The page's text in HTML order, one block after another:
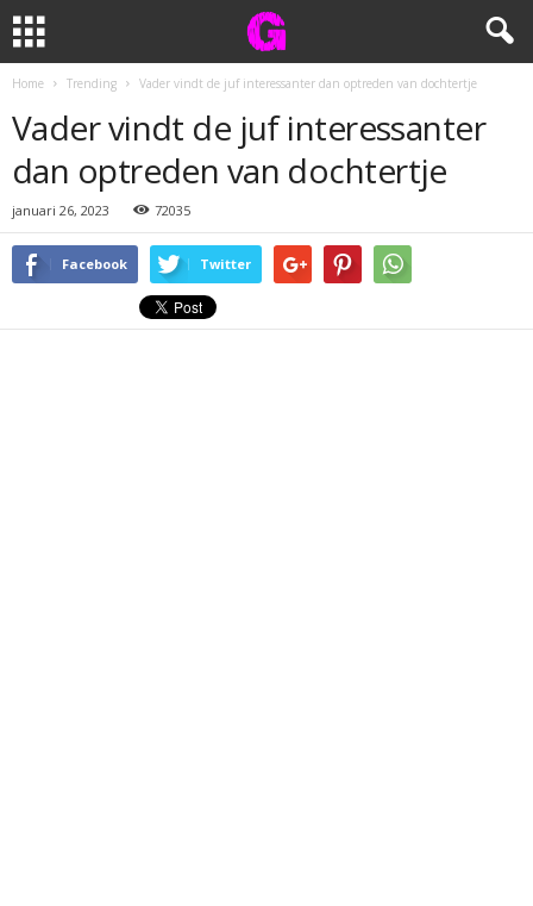
Home Trending Vader vindt de juf interessanter dan optreden van dochtertje
Vader vindt de juf interessanter
dan optreden van dochtertje
januari 26, 2023 72035
Facebook Twitter